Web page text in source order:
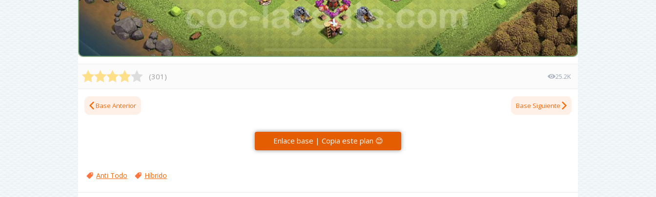
(301 ) 25.2K
Base Anterior Base Siguiente
Enlace base | Copia este plan 😊
Anti Todo Híbrido